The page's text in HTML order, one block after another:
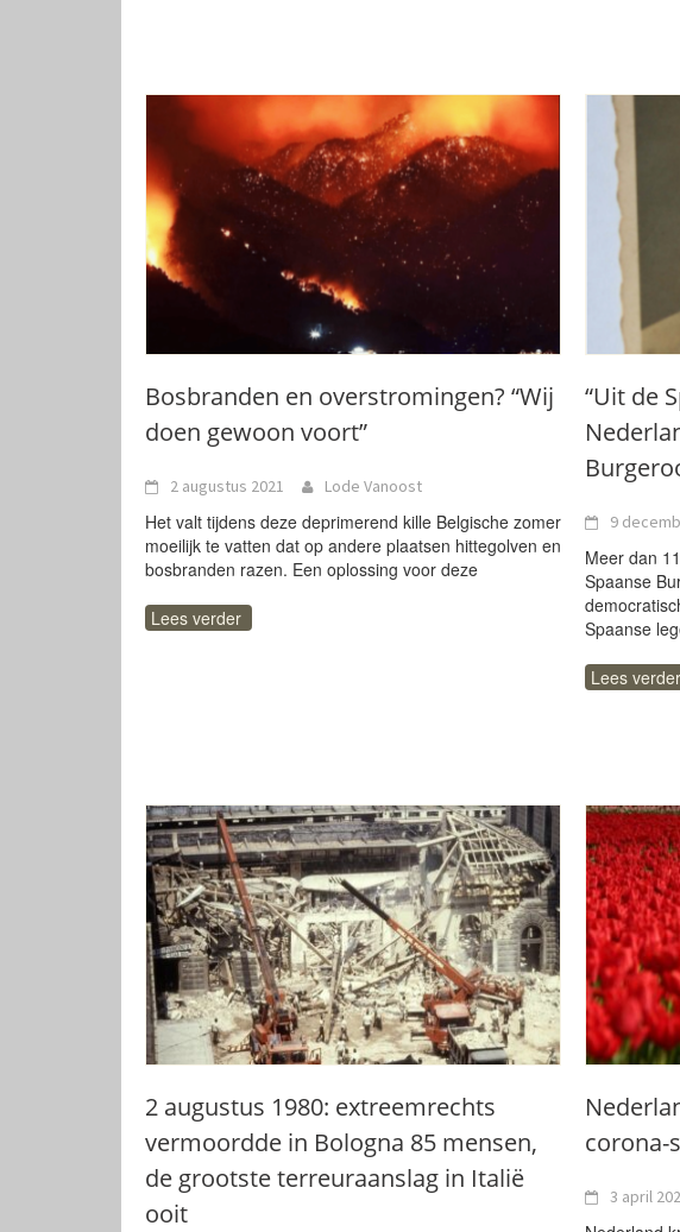
Bosbranden en overstromingen? “Wij
doen gewoon voort”
2 augustus 2021 Lode Vanoost
Het valt tijdens deze deprimerend kille Belgische zomer
moeilijk te vatten dat op andere plaatsen hittegolven en
bosbranden razen. Een oplossing voor deze
Lees verder
“Uit de
9
Meer dan
Spaanse
Spaanse
Lees verder
2 augustus 1980: extreemrechts
vermoordde in Bologna 85 mensen,
de grootste terreuraanslag in Italië
ooit
corona-
3 april